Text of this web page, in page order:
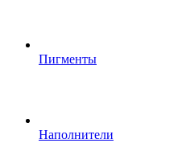
Пигменты
Наполнители